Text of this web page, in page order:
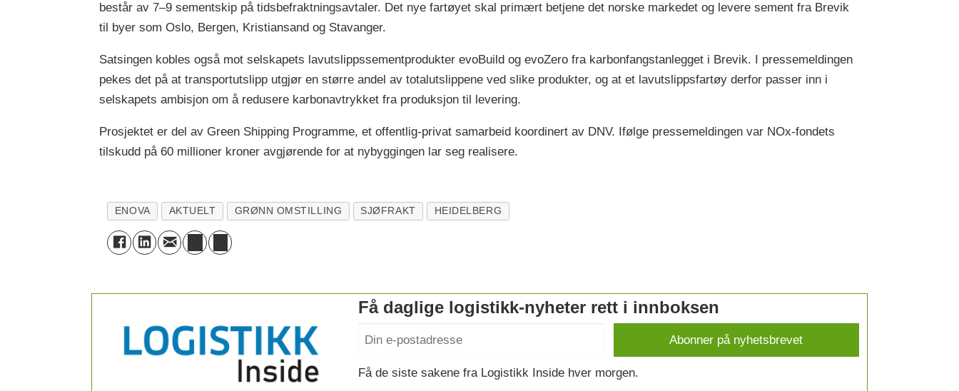
består av 7–9 sementskip på tidsbefraktningsavtaler. Det nye fartøyet skal primært betjene det norske markedet og levere sement fra Brevik
til byer som Oslo, Bergen, Kristiansand og Stavanger.
Satsingen kobles også mot selskapets lavutslippssementprodukter evoBuild og evoZero fra karbonfangstanlegget i Brevik. I pressemeldingen
pekes det på at transportutslipp utgjør en større andel av totalutslippene ved slike produkter, og at et lavutslippsfartøy derfor passer inn i
selskapets ambisjon om å redusere karbonavtrykket fra produksjon til levering.
Prosjektet er del av Green Shipping Programme, et offentlig-privat samarbeid koordinert av DNV. Ifølge pressemeldingen var NOx-fondets
tilskudd på 60 millioner kroner avgjørende for at nybyggingen lar seg realisere.
ENOVA AKTUELT GRØNN OMSTILLING SJØFRAKT HEIDELBERG
Få daglige logistikk-nyheter rett i innboksen
Få de siste sakene fra Logistikk Inside hver morgen.